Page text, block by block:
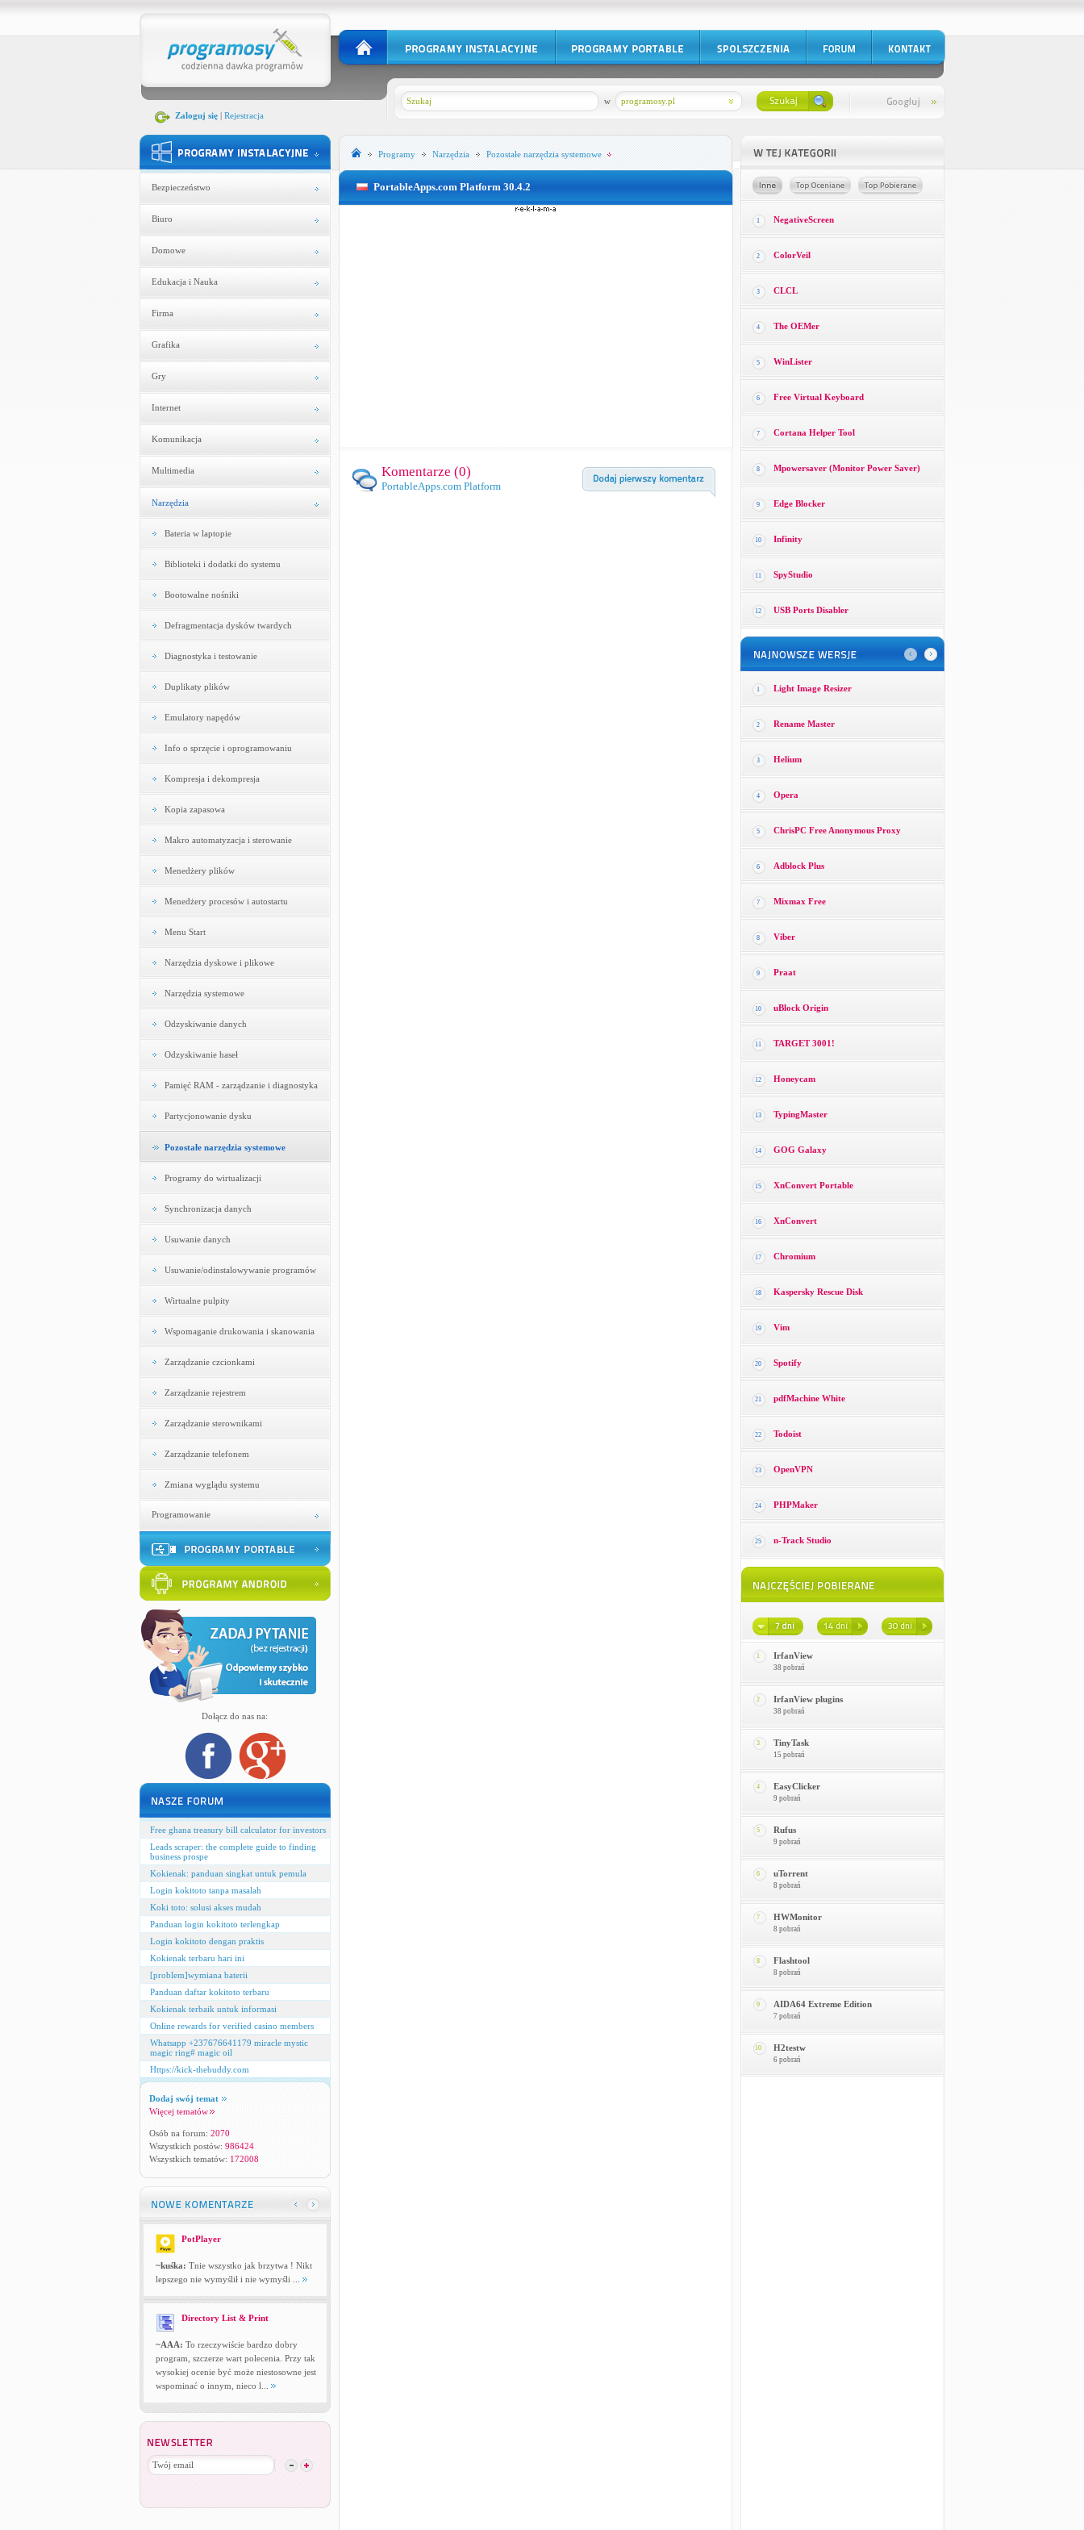
Zaloguj się| Rejestracja
programosy.pl
w
Bezpieczeństwo
Biuro
Domowe
Edukacja i Nauka
Firma
Grafika
Gry
Internet
Komunikacja
Multimedia
Narzędzia
Bateria w laptopie
Biblioteki i dodatki do systemu
Bootowalne nośniki
Defragmentacja dysków twardych
Diagnostyka i testowanie
Duplikaty plików
Emulatory napędów
Info o sprzęcie i oprogramowaniu
Kompresja i dekompresja
Kopia zapasowa
Makro automatyzacja i sterowanie
Menedżery plików
Menedżery procesów i autostartu
Menu Start
Narzędzia dyskowe i plikowe
Narzędzia systemowe
Odzyskiwanie danych
Odzyskiwanie haseł
Pamięć RAM - zarządzanie i diagnostyka
Partycjonowanie dysku
Pozostałe narzędzia systemowe
Programy do wirtualizacji
Synchronizacja danych
Usuwanie danych
Usuwanie/odinstalowywanie programów
Wirtualne pulpity
Wspomaganie drukowania i skanowania
Zarządzanie czcionkami
Zarządzanie rejestrem
Zarządzanie sterownikami
Zarządzanie telefonem
Zmiana wyglądu systemu
Programowanie
Dołącz do nas na:
Free ghana treasury bill calculator for investors
Leads scraper: the complete guide to finding
business prospe
Kokienak: panduan singkat untuk pemula
Login kokitoto tanpa masalah
Koki toto: solusi akses mudah
Panduan login kokitoto terlengkap
Login kokitoto dengan praktis
Kokienak terbaru hari ini
[problem]wymiana baterii
Panduan daftar kokitoto terbaru
Kokienak terbaik untuk informasi
Online rewards for verified casino members
Whatsapp +237676641179 miracle mystic
magic ring# magic oil
Https://kick-thebuddy.com
Dodaj swój temat
Więcej tematów
Osób na forum: 2070
Wszystkich postów: 986424
Wszystkich tematów: 172008
PotPlayer
~kuśka: Tnie wszystko jak brzytwa ! Nikt
lepszego nie wymyślił i nie wymyśli ...
Directory List & Print
~AAA: To rzeczywiście bardzo dobry
program, szczerze wart polecenia. Przy tak
wysokiej ocenie być może niestosowne jest
wspominać o innym, nieco l...
Programy Narzędzia Pozostałe narzędzia systemowe
PortableApps.com Platform 30.4.2
Komentarze (0)
PortableApps.com Platform
1 NegativeScreen
2 ColorVeil
3 CLCL
4 The OEMer
5 WinLister
6 Free Virtual Keyboard
7 Cortana Helper Tool
8 Mpowersaver (Monitor Power Saver)
9 Edge Blocker
10 Infinity
11 SpyStudio
12 USB Ports Disabler
1 Light Image Resizer
2 Rename Master
3 Helium
4 Opera
5 ChrisPC Free Anonymous Proxy
6 Adblock Plus
7 Mixmax Free
8 Viber
9 Praat
10 uBlock Origin
11 TARGET 3001!
12 Honeycam
13 TypingMaster
14 GOG Galaxy
15 XnConvert Portable
16 XnConvert
17 Chromium
18 Kaspersky Rescue Disk
19 Vim
20 Spotify
21 pdfMachine White
22 Todoist
23 OpenVPN
24 PHPMaker
25 n-Track Studio
1 IrfanView
38 pobrań
2 IrfanView plugins
38 pobrań
3 TinyTask
15 pobrań
4 EasyClicker
9 pobrań
5 Rufus
9 pobrań
6 uTorrent
8 pobrań
7 HWMonitor
8 pobrań
8 Flashtool
8 pobrań
9 AIDA64 Extreme Edition
7 pobrań
10 H2testw
6 pobrań